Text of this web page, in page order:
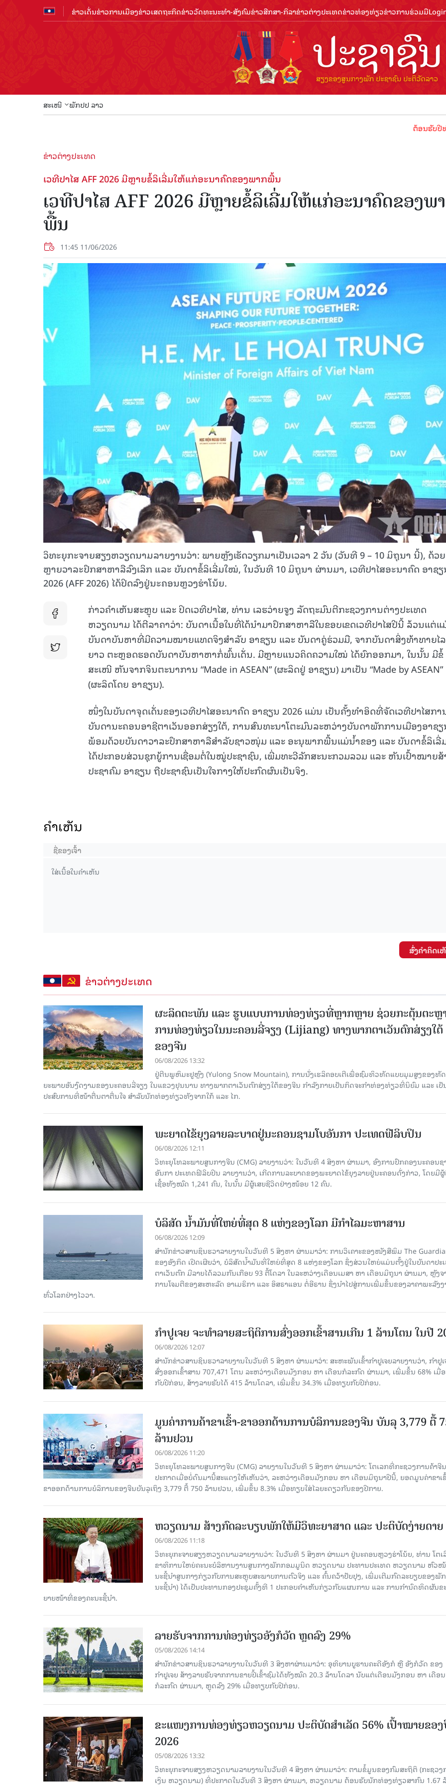
ຂ່າວເດັ່ນຂ່າວການເມືອງຂ່າວເສດຖະກິດຂ່າວວັດທະນະທຳ-ສັງຄົມຂ່າວສືກສາ-ກິລາຂ່າວຕ່າງປະເທດຂ່າວທ່ອງທ່ຽວຂ່າວການຮ່ວມມື
ສະເໜີ ພັກປປ ລາວ
ຕ້ອນຮັບປີທ່ອງທ່ຽວ
ຂ່າວຕ່າງປະເທດ
ເວ​ທີ​ປາ​ໄສ AFF 2026 ມີຫຼາຍ​ຂໍ້​ລິ​ເລີ່ມ​ໃຫ້​ແກ່​ອະ​ນາ​ຄົດ​ຂອງ​ພາກ​ພື້ນ
ເວ​ທີ​ປາ​ໄສ AFF 2026 ມີຫຼາຍ​ຂໍ້​ລິ​ເລີ່ມ​ໃຫ້​ແກ່​ອະ​ນາ​ຄົດ​ຂອງ​ພ
ພື້ນ
11:45 11/06/2026
ວິທະຍຸກະຈາຍສຽງຫວຽດນາມລາຍງານວ່າ: ພາຍຫຼັງ​ເຮັດ​ວຽກ​ມາ​ເປັນ​ເວ​ລາ 2 ວັນ (ວັນ​ທີ 9 – 10 ມິ​ຖຸ​ນາ ນີ້), ດ້ວຍ
ຫຼາຍ​ວາ​ລະ​ປຶກ​ສາ​ຫາ​ລື​ລົງ​ເລິກ ແລະ ບັນ​ດາ​ຂໍ້​ລິ​ເລີ່ມ​ໃໝ່, ໃນ​ວັນ​ທີ 10 ມິ​ຖຸ​ນາ ຜ່ານມາ, ເວ​ທີ​ປາ​ໄສ​ອະ​ນາ​ຄົດ ອາ​ຊ
2026 (AFF 2026) ໄດ້​ປິດ​ລົງ​ຢູ່ນະຄອນຫຼວງຮ່າ​ໂນ້ຍ.
ກ່າວຄຳເຫັນສະຫຼຸບ ແລະ ປິດເວທີປາໄສ, ທ່ານ ເລຮວ່າຍຈູງ ລັດຖະມົນຕີກະຊວງການຕ່າງປະເທດ
ຫວຽດນາມ ໄດ້ຕີລາຄາວ່າ: ບັນດາເນື້ອໃນທີ່ໄດ້ນຳມາປຶກສາຫາລືໃນຂອບເຂດເວທີປາໄສປີນີ້ ລ້ວນແຕ່ແ
ບັນດາບັນຫາທີ່ມີຄວາມໝາຍແທດຈິງສຳລັບ ອາຊຽນ ແລະ ບັນດາຄູ່ຮ່ວມມື, ຈາກບັນດາສິ່ງທ້າທາຍໄ
ຍາວ ຕະຫຼອດຮອດບັນດາບັນຫາຫາກໍ່ພົ້ນເດັ່ນ. ມີຫຼາຍແນວຄິດຄວາມໃໝ່ ໄດ້ຍົກອອກມາ, ໃນນັ້ນ ມີຂໍ້
ສະເໜີ ຫັນຈາກຈິນຕະນາການ “Made in ASEAN” (ຜະລິດຢູ່ ອາຊຽນ) ມາເປັນ “Made by ASEAN”
(ຜະລິດໂດຍ ອາຊຽນ).
ໜຶ່ງໃນບັນດາຈຸດເດັ່ນຂອງເວທີປາໄສອະນາຄົດ ອາຊຽນ 2026 ແມ່ນ ເປັນຄັ້ງທຳອິດທີ່ຈັດເວທີປາໄສກາ
ບັນດານະຄອນອາຊີຕາເວັນອອກສ່ຽງໃຕ້, ການສົນທະນາໂຕະມົນລະຫວ່າງບັນດາພັກການເມືອງອາຊ
ພ້ອມດ້ວຍບັນດາວາລະປຶກສາຫາລືສຳລັບຊາວໜຸ່ມ ແລະ ອະນຸພາກພື້ນແມ່ນ້ຳຂອງ ແລະ ບັນດາຂໍ້ລິເລີ່
ໄດ້ປະກອບສ່ວນຊຸກຍູ້ການເຊື່ອມຕໍ່ໃນໝູ່ປະຊາຊົນ, ເພີ່ມທະວີລັກສະນະກວມລວມ ແລະ ຫັນເປົ້າໝາຍສ້
ປະຊາຄົມ ອາຊຽນ ຖືປະຊາຊົນເປັນໃຈກາງໃຫ້ປະກົດຜົນເປັນຈິງ.
ຄໍາເຫັນ
ສົ່ງຄໍາຄິດເ
ຂ່າວຕ່າງປະເທດ
ຜະລິດຕະພັນ ແລະ ຮູບແບບການທ່ອງທ່ຽວທີ່ຫຼາກຫຼາຍ ຊ່ວຍກະຕຸ້ນຕະຫຼ
ການທ່ອງທ່ຽວໃນນະຄອນລີ່ຈຽງ (Lijiang) ທາງພາກຕາເວັນຕົກສ່ຽງໃຕ້
ຂອງຈີນ
06/08/2026 13:32
ຢູ່ຕີນພູຫິມະຢູຫຼົງ (Yulong Snow Mountain), ການນັ່ງເຮລິຄອບເຕີເພື່ອຊົມທິວທັດແບບມຸມສູງຂອງທັ
ຍະພາບອັນງົດງາມຂອງນະຄອນລີ່ຈຽງ ໃນແຂວງຢຸນນານ ທາງພາກຕາເວັນຕົກສ່ຽງໃຕ້ຂອງຈີນ ກຳລັງກາຍເປັນກິດຈະກຳທ່ອງທ່ຽວທີ່ນິຍົມ ແລະ ເປັ
ປະສົບການທີ່ໜ້າຕື່ນຕາຕື່ນໃຈ ສຳລັບນັກທ່ອງທ່ຽວທັງຈາກໃກ້ ແລະ ໄກ.
ພະຍາດໄຂ້ຍຸງລາຍລະບາດຢູ່ນະຄອນຊາມໂບ​ອັນກາ ປະເທດຟີລິບປິນ
06/08/2026 12:11
ວິທະຍຸໂທລະພາບສູນກາງຈີນ (CMG) ລາຍງານວ່າ: ໃນວັນທີ 4 ສິງ​ຫາ ຜ່ານມາ, ອົງການ​ປົກ​ຄອງນະຄອນຊ
ອັນກາ ປະເທດຟີລິບປິນ ລາຍ​ງານວ່າ, ເກີດ​ການລະບາດ​ຂອງພະຍາດໄຂ້ຍຸງລາຍຢູ່ນະຄອນດັ່ງກ່າວ, ໂດຍມີ
ເຊື້ອ​ທັງ​ໝົດ 1,241 ຄົນ, ໃນນັ້ນ ມີຜູ້ເສຍຊີວິດຢ່າງໜ້ອຍ 12 ຄົນ.
ບໍລິສັດ ນ້ຳມັນທີ່ໃຫຍ່ທີ່ສຸດ 8 ແຫ່ງຂອງໂລກ ມີກຳໄລມະຫາສານ
06/08/2026 12:09
ສຳນັກຂ່າວສານຊິນຮວາລາຍງານໃນວັນທີ 5 ສິງຫາ ຜ່ານມາວ່າ: ການວິເຄາະຂອງໜັງສືພິມ The
ຂອງອັງກິດ ເປີດເຜີຍວ່າ, ບໍລິສັດນ້ຳມັນທີ່ໃຫຍ່ທີ່ສຸດ 8 ແຫ່ງຂອງໂລກ ຊຶ່ງສ່ວນໃຫຍ່ແມ່ນຕັ້ງຢູ່ໃນບັນດາປະ
ຕາເວັນຕົກ ມີລາຍໄດ້ລວມກັນເກືອບ 93 ຕື້ໂດລາ ໃນລະຫວ່າງເດືອນເມສາ ຫາ ເດືອນມິຖຸນາ ຜ່ານມາ, ຫຼັງຈ
ການໂຈມຕີຂອງສະຫະລັດ ອາເມຣິກາ ແລະ ອິສຣາແອນ ຕໍ່ອີຣານ ຊຶ່ງນຳໄປສູ່ການເພີ່ມຂຶ້ນຂອງລາຄາພະລັງງ
ທົ່ວໂລກຢ່າງໄວວາ.
ກຳປູເຈຍ ຈະທຳລາຍສະຖິຕິການສົ່ງອອກເຂົ້າສານເກີນ 1 ລ້ານໂຕນ ໃນປີ
06/08/2026 12:07
ສຳນັກຂ່າວສານຊິນຮວາລາຍງານໃນວັນທີ 5 ສິງຫາ ຜ່ານມາວ່າ: ສະຫະພັນເຂົ້າກຳປູເຈຍລາຍງານວ່າ, ກໍາປູເ
ສົ່ງອອກເຂົ້າສານ 707,471 ໂຕນ ລະຫວ່າງເດືອນມັງກອນ ຫາ ເດືອນກໍລະກົດ ຜ່ານມາ, ເພີ່ມຂຶ້ນ 68% ເມື່
ກັບປີກ່ອນ, ສ້າງລາຍຮັບໄດ້ 415 ລ້ານໂດລາ, ເພີ່ມຂຶ້ນ 34.3% ເມື່ອທຽບກັບປີກ່ອນ.
ມູນຄ່າການຄ້າຂາເຂົ້າ-ຂາອອກດ້ານການບໍລິການຂອງຈີນ ບັນລຸ 3,779 ຕື້
ລ້ານຢວນ
06/08/2026 11:20
ວິທະຍຸໂທລະພາບສູນກາງຈີນ (CMG) ລາຍງານໃນວັນທີ 5 ສິງຫາ ຜ່ານມາວ່າ: ໂຕເລກທີ່ກະຊວງການຄ້າຈີນ
ປະກາດເມື່ອບໍ່ດົນມານີ້ສະແດງໃຫ້ເຫັນວ່າ, ລະຫວ່າງເດືອນມັງກອນ ຫາ ເດືອນມິຖຸນາປີນີ້, ຍອດມູນຄ່າຂາເ
ຂາອອກດ້ານການບໍລິການຂອງຈີນບັນລຸເຖິງ 3,779 ຕື້ 750 ລ້ານຢວນ, ເພີ່ມຂຶ້ນ 8.3% ເມື່ອທຽບໃສ່ໄລຍະດຽວກັນຂອງປີກາຍ.
ຫວຽດນາມ ສ້າງກົດລະບຽບພັກໃຫ້ມີວິທະຍາສາດ ແລະ ປະຕິບັດງ່າຍດາຍ
06/08/2026 11:18
ວິທະຍຸກະຈາຍສຽງຫວຽດນາມລາຍງານວ່າ: ໃນ​ວັນ​ທີ 5 ສິງ​ຫາ ຜ່ານມາ ຢູ່ນະຄອນຫຼວງຮ່າ​ໂນ້ຍ, ທ່ານ ໂຕ​ເ
ຂາ​ທິ​ການ​ໃຫຍ່​ຄະ​ນະ​ບໍ​ລິ​ຫານ​ງານ​ສູນ​ກາງ​ພັກ​ກອມ​ມູ​ນິດ ຫວຽດ​ນາມ ປະ​ທານ​ປະ​ເທດ ຫວຽດ​ນາມ ຫົວ​ໜ້
ນະ​ຊີ້​ນຳ​ສູນ​ກາງ​ກ່ຽວ​ກັບ​ການ​ສະ​ຫຼຸບ​ສະ​ພ​າບ​ການ​ຕົວ​ຈິງ ແລະ ຄົ້ນ​ຄວ້າ​ປັບ​ປຸງ, ເພີ່ມ​ເຕີມ​ກົດ​ລະ​ບຽບ​ຂອງ​ພັ
ນະ​ຊີ້​ນຳ) ໄດ້​ເປັນ​ປະ​ທານກອງ​ປະ​ຊຸມ​ຄັ້ງ​ທີ 1 ປະ​ກອບ​ຄຳ​ເຫັນ​ກ່ຽວ​ກັບ​ແຜນ​ການ ແລະ ການ​ກຳ​ນົດ​ທິດ​ຜັນ​ຂ
ຍາຍ​ໜ້າ​ທີ່​ຂອງ​ຄະ​ນະ​ຊີ້​ນຳ.
ລາຍຮັບຈາກການທ່ອງທ່ຽວອັງກໍວັດ ຫຼດລົງ 29%
05/08/2026 14:14
ສຳນັກຂ່າວສານຊິນຮວາລາຍງານໃນວັນທີ 3 ສິງຫາຜ່ານມາວ່າ: ອຸທິຍານບູຮານຄະດີອັງກໍ ຫຼື ອັງກໍວັດ ຂອງ
ກຳປູເຈຍ ສ້າງລາຍຮັບຈາກການຂາຍປີ້ເຂົ້າຊົມໄດ້ທັງໝົດ 20.3 ລ້ານໂດລາ ນັບແຕ່ເດືອນມັງກອນ ຫາ ເດືອນ
ກໍລະກົດ ຜ່ານມາ, ຫຼຸດລົງ 29% ເມື່ອທຽບກັບປີກ່ອນ.
ຂະ​ແໜງ​ການ​ທ່ອງ​ທ່ຽວຫວຽດນາມ ​ປະ​ຕິ​ບັດ​ສຳ​ເລັດ 56% ເປົ້າ​ໝາຍຂອ
2026
05/08/2026 13:32
ວິທະຍຸກະຈາຍສຽງຫວຽດນາມລາຍງານໃນວັນທີ 4 ສິງຫາ ຜ່ານມາວ່າ: ຕາມ​ຂໍ້​ມູນ​ຂອງ​ກົມ​ສະ​ຖິ​ຕິ (ກະ​ຊວງ​
ເງິນ ຫວຽດ​ນາມ) ທີ່ປະ​ກາດ​ໃນ​ວັນ​ທີ 3 ສິງ​ຫາ​ ຜ່ານມາ, ຫວຽດ​ນາມ ຕ້ອນ​ຮັບ​ນັກທ່ອງ​ທ່ຽວ​ສາ​ກົນ 1.67